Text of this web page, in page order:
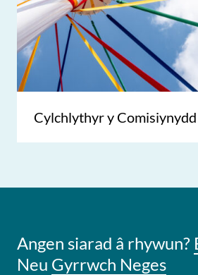
Cylchlythyr y
Angen siarad â rhywun?
Neu Gyrrwch Neges